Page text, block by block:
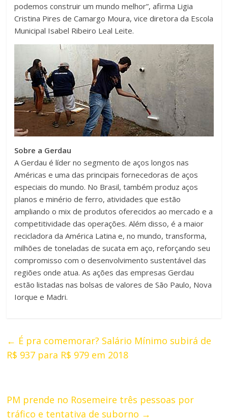
podemos construir um mundo melhor”, afirma Ligia
Cristina Pires de Camargo Moura, vice diretora da Escola
Municipal Isabel Ribeiro Leal Leite.
Sobre a Gerdau
A Gerdau é líder no segmento de aços longos nas
Américas e uma das principais fornecedoras de aços
especiais do mundo. No Brasil, também produz aços
planos e minério de ferro, atividades que estão
ampliando o mix de produtos oferecidos ao mercado e a
competitividade das operações. Além disso, é a maior
recicladora da América Latina e, no mundo, transforma,
milhões de toneladas de sucata em aço, reforçando seu
compromisso com o desenvolvimento sustentável das
regiões onde atua. As ações das empresas Gerdau
estão listadas nas bolsas de valores de São Paulo, Nova
Iorque e Madri.
← É pra comemorar? Salário Mínimo subirá de
R$ 937 para R$ 979 em 2018
PM prende no Rosemeire três pessoas por
tráfico e tentativa de suborno →